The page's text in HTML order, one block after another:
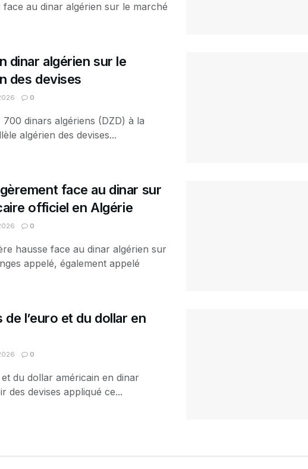
au dinar algérien sur le marché
dinar algérien sur le
des devises
0
dinars algériens (DZD) à la
algérien des devises...
face au dinar sur
officiel en Algérie
0
hausse face au dinar algérien sur
appelé, également appelé
l’euro et du dollar en
0
du dollar américain en dinar
des devises appliqué ce...